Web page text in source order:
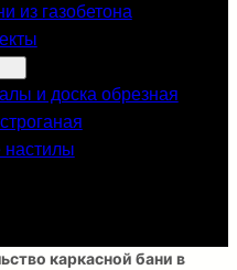
из газобетона
и доска обрезная
каркасной бани в